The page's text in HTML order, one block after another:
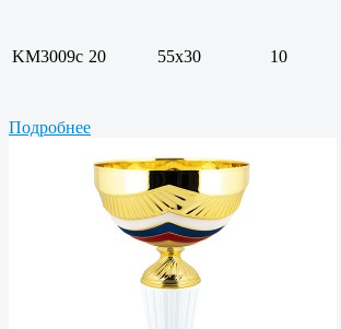
KM3009c 20 55х30 10
Подробнее